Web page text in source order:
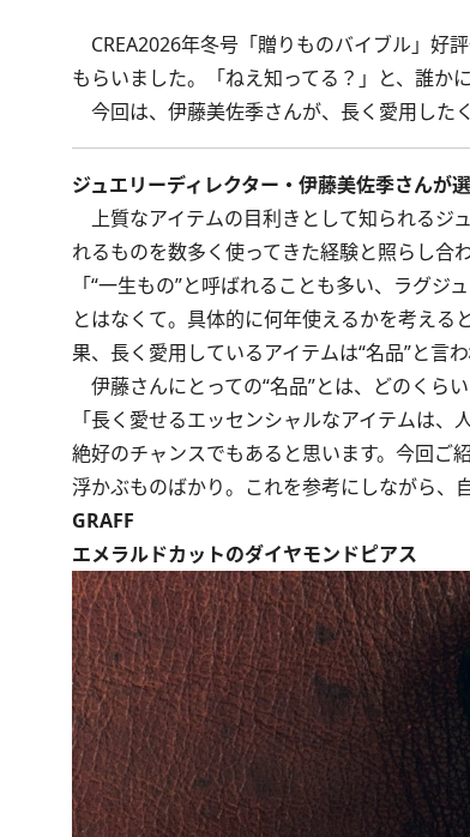
CREA2026年冬号「贈りものバイブル」好
もらいました。「ねえ知ってる？」と、誰か
今回は、伊藤美佐季さんが、長く愛用した
ジュエリーディレクター・伊藤美佐季さん
上質なアイテムの目利きとして知られるジ
れるものを数多く使ってきた経験と照らし合
「“一生もの”と呼ばれることも多い、ラグ
とはなくて。具体的に何年使えるかを考える
果、長く愛用しているアイテムは“名品”と言
伊藤さんにとっての“名品”とは、どのくら
「長く愛せるエッセンシャルなアイテムは
絶好のチャンスでもあると思います。今回ご
浮かぶものばかり。これを参考にしながら、
GRAFF
エメラルドカットのダイヤモンドピアス